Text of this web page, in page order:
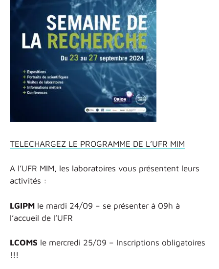
TELECHARGEZ LE PROGRAMME DE L’UFR MIM
A l’UFR MIM, les laboratoires vous présentent leurs
activités :
LGIPM le mardi 24/09 – se présenter à 09h à
l’accueil de l’UFR
LCOMS le mercredi 25/09 – Inscriptions obligatoires
!!!